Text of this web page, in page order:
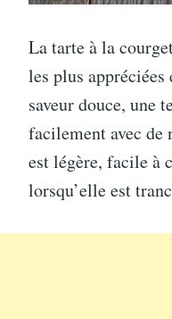
La tarte à la
les plus appréciées
saveur douce, une
facilement avec
est légère, facile à
lorsqu’elle est